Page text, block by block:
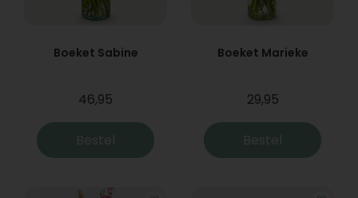
Boeket Sabine
46,95
Bestel
Boeket Marieke
29,95
Bestel